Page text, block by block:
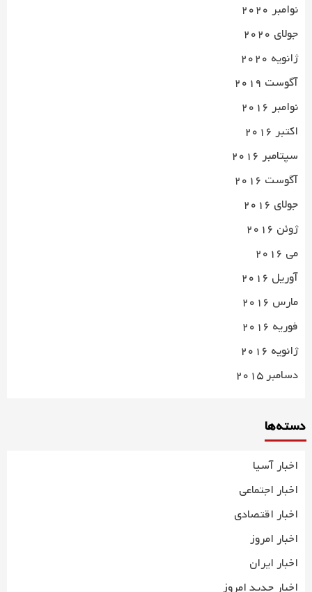
نوامبر 2020
جولای 2020
ژانویه 2020
آگوست 2019
نوامبر 2016
اکتبر 2016
سپتامبر 2016
آگوست 2016
جولای 2016
ژوئن 2016
می 2016
آوریل 2016
مارس 2016
فوریه 2016
ژانویه 2016
دسامبر 2015
دسته‌ها
اخبار آسیا
اخبار اجتماعی
اخبار اقتصادی
اخبار امروز
اخبار ایران
اخبار جدید امروز